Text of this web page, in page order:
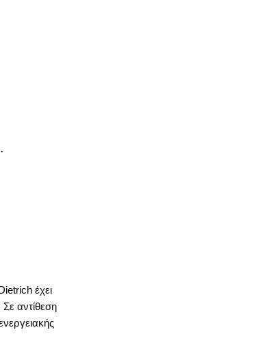
έχει
Σε αντίθεση